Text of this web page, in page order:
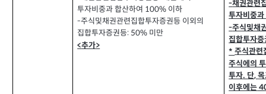
투자비중과 합산하여 100% 이하
-주식및채권관련집합투자증권등 이외의
집합투자증권등: 50% 미만
<추가>
-채권관련
투자비중
-주식및채
집합투자증
*주식관련
주식에의
투자. 단,
이후에는